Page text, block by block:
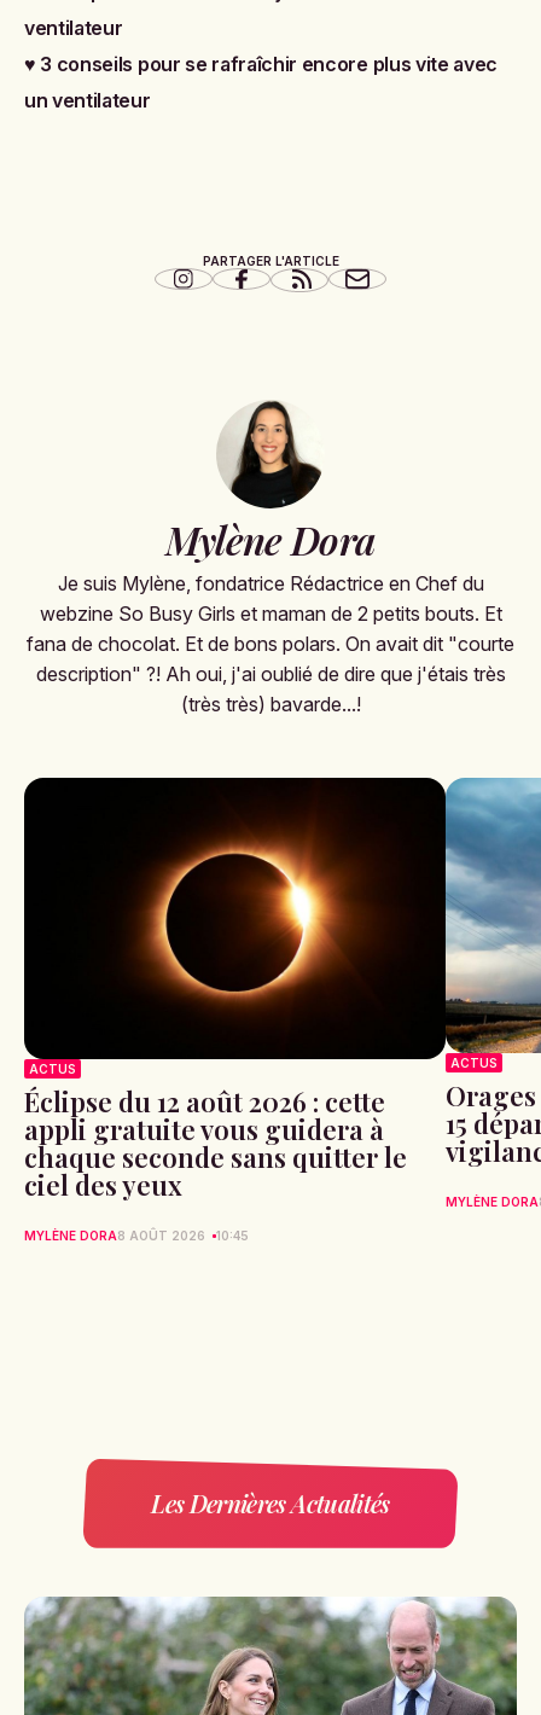
ventilateur
♥ 3 conseils pour se rafraîchir encore plus vite avec
un ventilateur
PARTAGER L'ARTICLE
Mylène Dora
Je suis Mylène, fondatrice Rédactrice en Chef du
webzine So Busy Girls et maman de 2 petits bouts. Et
fana de chocolat. Et de bons polars. On avait dit "courte
description" ?! Ah oui, j'ai oublié de dire que j'étais très
(très très) bavarde...!
ACTUS
Éclipse du 12 août 2026 : cette
appli gratuite vous guidera à
chaque seconde sans quitter le
ciel des yeux
MYLÈNE DORA8 AOÛT 2026 10:45
ACTUS
15
MYLÈNE DORA
Les Dernières Actualités